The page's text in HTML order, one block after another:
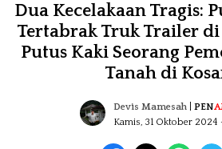
Dua Kecelakaan Tragis:
Tertabrak Truk Trailer
Putus Kaki Seorang
Tanah di
Devis Mamesah PEN
Kamis, 31 Oktober 2024